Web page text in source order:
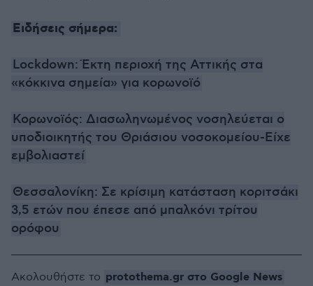
Ειδήσεις σήμερα:
Lockdown: Έκτη περιοχή της Αττικής στα
«κόκκινα σημεία» για κορωνοϊό
Κορωνοϊός: Διασωληνωμένος νοσηλεύεται ο
υποδιοικητής του Θριάσιου νοσοκομείου-Είχε
εμβολιαστεί
Θεσσαλονίκη: Σε κρίσιμη κατάσταση κοριτσάκι
3,5 ετών που έπεσε από μπαλκόνι τρίτου
ορόφου
Ακολουθήστε το protothema.gr στο Google News